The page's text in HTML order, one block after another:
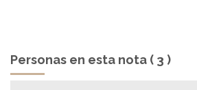
Personas en esta nota ( 3 )